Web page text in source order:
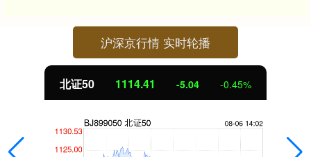
沪深京行情 实时轮播
北证50 1114.41 -5.04 -0.45%